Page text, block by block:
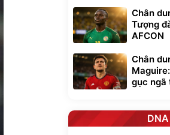
Chân
Tượng
AFCON
Chân
gục ngã
DNA